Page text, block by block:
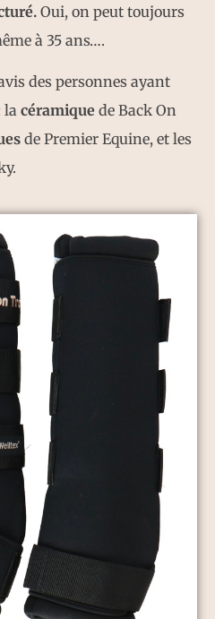
Oui, on peut toujours
à 35 ans….
des personnes ayant
la céramique de Back On
de Premier Equine, et les